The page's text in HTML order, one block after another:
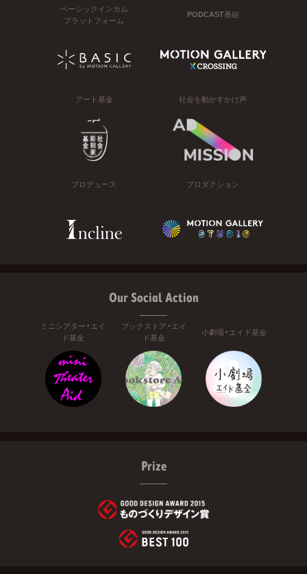
ベーシックインカム
プラットフォーム
PODCAST番組
アート基金 社会を動かすかけ声
プロデュース プロダクション
Our Social Action
ミニシアター・エイ
ド基金
ブックストア・エイ
ド基金
小劇場・エイド基金
Prize